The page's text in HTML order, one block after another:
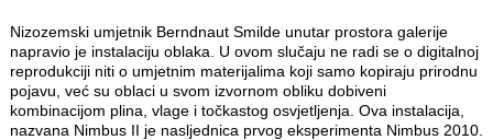
Nizozemski umjetnik Berndnaut Smilde unutar prostora galerije
napravio je instalaciju oblaka. U ovom slučaju ne radi se o digitalnoj
reprodukciji niti o umjetnim materijalima koji samo kopiraju prirodnu
pojavu, već su oblaci u svom izvornom obliku dobiveni
kombinacijom plina, vlage i točkastog osvjetljenja. Ova instalacija,
nazvana Nimbus II je nasljednica prvog eksperimenta Nimbus 2010.